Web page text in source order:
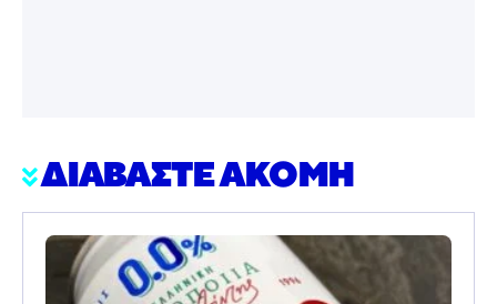
ΔΙΑΒΑΣΤΕ ΑΚΟΜΗ